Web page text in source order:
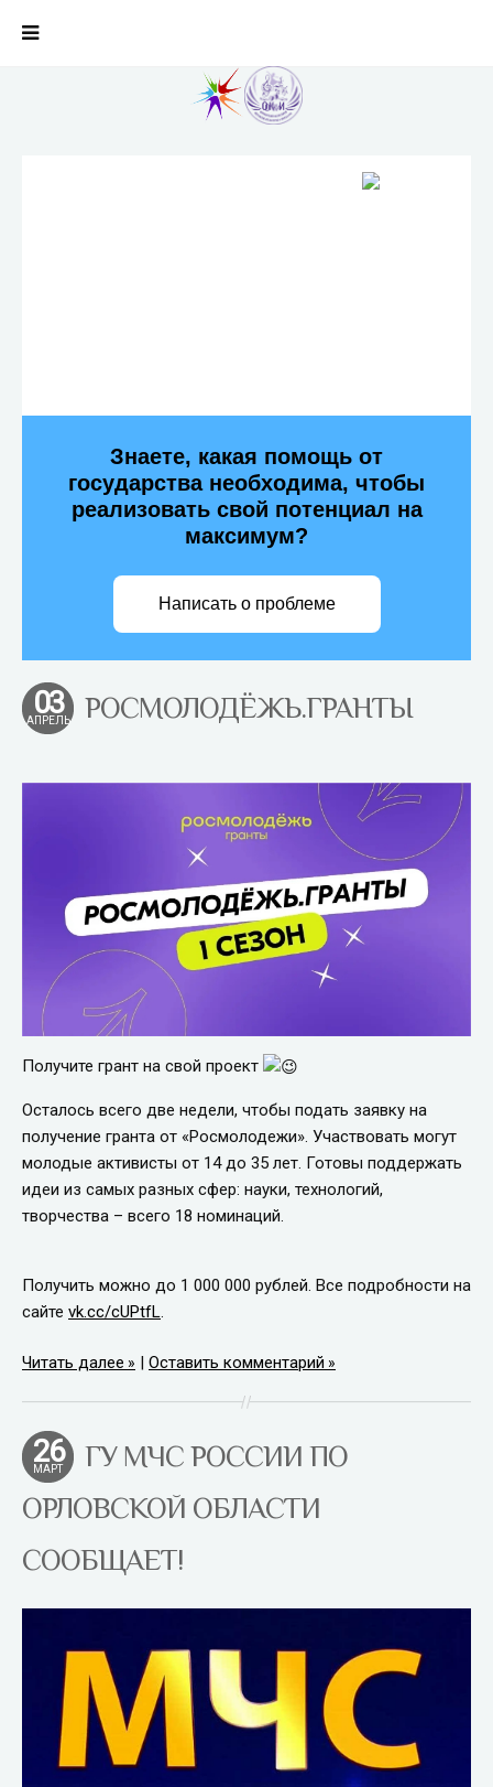
Знаете, какая помощь от
государства необходима, чтобы
реализовать свой потенциал на
максимум?
Написать о проблеме
03
АПРЕЛЬ РОСМОЛОДЁЖЬ.ГРАНТЫ
Получите грант на свой проект
Осталось всего две недели, чтобы подать заявку на
получение гранта от «Росмолодежи». Участвовать могут
молодые активисты от 14 до 35 лет. Готовы поддержать
идеи из самых разных сфер: науки, технологий,
творчества – всего 18 номинаций.
Получить можно до 1 000 000 рублей. Все подробности на
сайте vk.cc/cUPtfL.
Читать далее | Оставить комментарий
26
МАРТ
ГУ МЧС РОССИИ ПО
ОРЛОВСКОЙ ОБЛАСТИ
СООБЩАЕТ!